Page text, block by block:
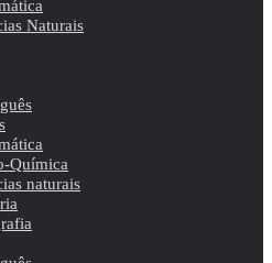
Naturais
Química
naturais